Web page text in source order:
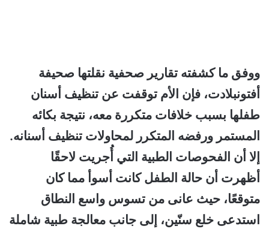
ووفق ما كشفته تقارير صحفية نقلتها صحيفة
أفتونبلادت، فإن الأم توقفت عن تنظيف أسنان
طفلها بسبب خلافات متكررة معه، نتيجة بكائه
المستمر ورفضه المتكرر لمحاولات تنظيف أسنانه.
إلا أن الفحوصات الطبية التي أُجريت لاحقًا
أظهرت أن حالة الطفل كانت أسوأ مما كان
متوقعًا، حيث عانى من تسوس واسع النطاق
استدعى خلع سنّين، إلى جانب معالجة طبية شاملة